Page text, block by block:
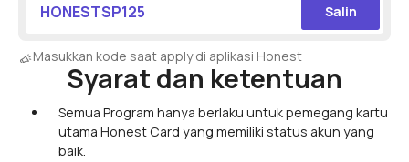
HONESTSP125 Salin
Masukkan kode saat apply di aplikasi Honest
Syarat dan ketentuan
Semua Program hanya berlaku untuk pemegang kartu
utama Honest Card yang memiliki status akun yang
baik.